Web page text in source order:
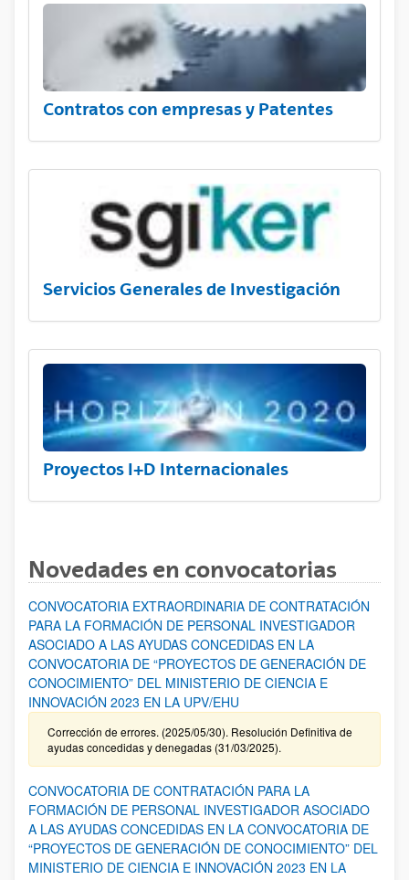
Contratos con empresas y Patentes
Servicios Generales de Investigación
Proyectos I+D Internacionales
Novedades en convocatorias
CONVOCATORIA EXTRAORDINARIA DE CONTRATACIÓN
PARA LA FORMACIÓN DE PERSONAL INVESTIGADOR
ASOCIADO A LAS AYUDAS CONCEDIDAS EN LA
CONVOCATORIA DE “PROYECTOS DE GENERACIÓN DE
CONOCIMIENTO” DEL MINISTERIO DE CIENCIA E
INNOVACIÓN 2023 EN LA UPV/EHU
Corrección de errores. (2025/05/30). Resolución Definitiva de
ayudas concedidas y denegadas (31/03/2025).
CONVOCATORIA DE CONTRATACIÓN PARA LA
FORMACIÓN DE PERSONAL INVESTIGADOR ASOCIADO
A LAS AYUDAS CONCEDIDAS EN LA CONVOCATORIA DE
“PROYECTOS DE GENERACIÓN DE CONOCIMIENTO” DEL
MINISTERIO DE CIENCIA E INNOVACIÓN 2023 EN LA